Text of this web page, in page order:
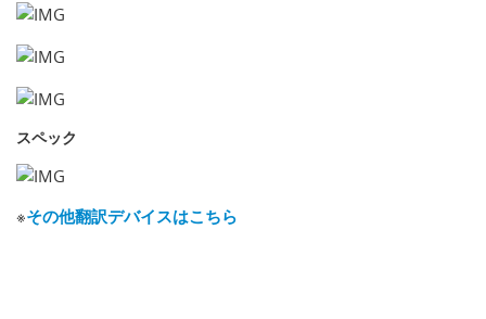
スペック
※その他翻訳デバイスはこちら